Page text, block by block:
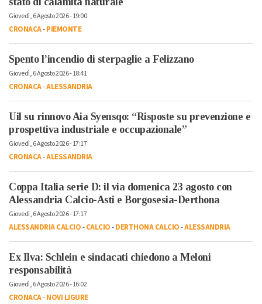
Giovedì, 6 Agosto 2026 - 19:00
CRONACA-PIEMONTE
Spento l’incendio di sterpaglie a Felizzano
Giovedì, 6 Agosto 2026 - 18:41
CRONACA-ALESSANDRIA
Uil su rinnovo Aia Syensqo: “Risposte su prevenzione e
prospettiva industriale e occupazionale”
Giovedì, 6 Agosto 2026 - 17:17
CRONACA-ALESSANDRIA
Coppa Italia serie D: il via domenica 23 agosto con
Alessandria Calcio-Asti e Borgosesia-Derthona
Giovedì, 6 Agosto 2026 - 17:17
ALESSANDRIA CALCIO-CALCIO-DERTHONA CALCIO-ALESSANDRIA
Ex Ilva: Schlein e sindacati chiedono a Meloni
responsabilità
Giovedì, 6 Agosto 2026 - 16:02
CRONACA-NOVI LIGURE